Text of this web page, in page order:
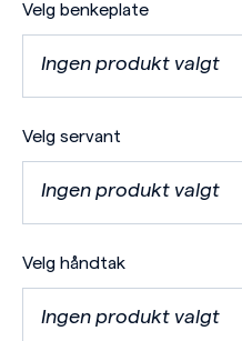
Velg benkeplate
Ingen produkt valgt
Velg servant
Ingen produkt valgt
Velg håndtak
Ingen produkt valgt